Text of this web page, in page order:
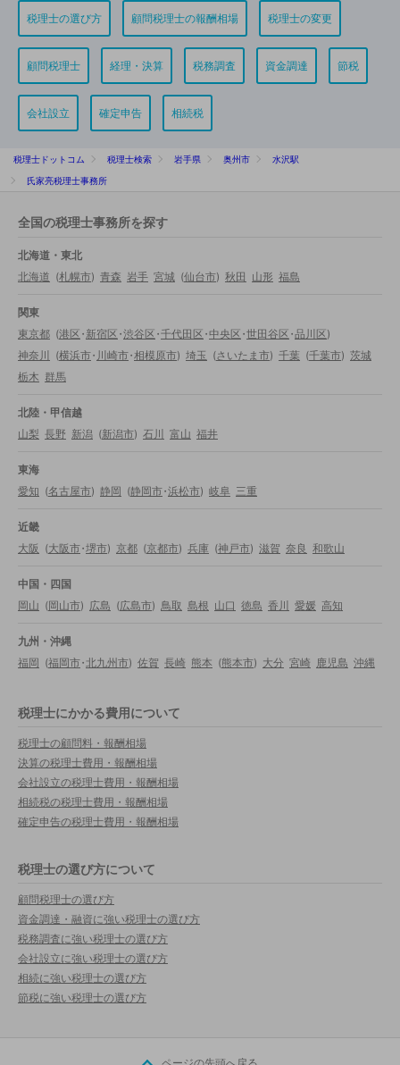
税理士の選び方 顧問税理士の報酬相場 税理士の変更
顧問税理士 経理・決算 税務調査 資金調達 節税
会社設立 確定申告 相続税
税理士ドットコム 税理士検索 岩手県 奥州市
水沢駅
氏家亮税理士事務所
全国の税理士事務所を探す
北海道・東北
北海道 (札幌市) 青森 岩手 宮城 (仙台市) 秋田 山形 福島
関東
東京都 (港区・新宿区・渋谷区・千代田区・中央区・世田谷区・品川区)
神奈川
(横浜市・川崎市・相模原市) 埼玉 (さいたま市) 千葉 (千葉市) 茨城
栃木 群馬
北陸・甲信越
山梨 長野 新潟 (新潟市) 石川 富山 福井
東海
愛知 (名古屋市) 静岡 (静岡市・浜松市) 岐阜 三重
近畿
大阪 (大阪市・堺市) 京都 (京都市) 兵庫 (神戸市) 滋賀 奈良 和歌山
中国・四国
岡山 (岡山市) 広島 (広島市) 鳥取 島根 山口 徳島 香川 愛媛 高知
九州・沖縄
福岡 (福岡市・北九州市) 佐賀 長崎 熊本 (熊本市) 大分 宮崎 鹿児島 沖縄
税理士にかかる費用について
税理士の顧問料・報酬相場
決算の税理士費用・報酬相場
会社設立の税理士費用・報酬相場
相続税の税理士費用・報酬相場
確定申告の税理士費用・報酬相場
税理士の選び方について
顧問税理士の選び方
資金調達・融資に強い税理士の選び方
税務調査に強い税理士の選び方
会社設立に強い税理士の選び方
相続に強い税理士の選び方
節税に強い税理士の選び方